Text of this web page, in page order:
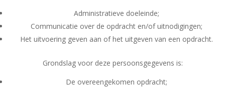
Administratieve doeleinde;
Communicatie over de opdracht en/of uitnodigingen;
Het uitvoering geven aan of het uitgeven van een opdracht.
Grondslag voor deze persoonsgegevens is:
De overeengekomen opdracht;